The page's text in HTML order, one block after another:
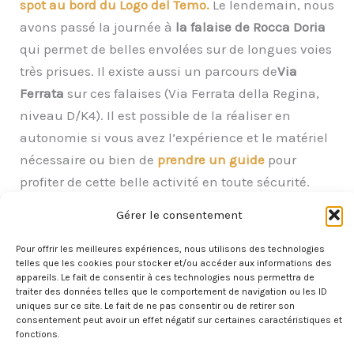
Gérer le consentement
Pour offrir les meilleures expériences, nous utilisons des technologies
telles que les cookies pour stocker et/ou accéder aux informations des
appareils. Le fait de consentir à ces technologies nous permettra de
traiter des données telles que le comportement de navigation ou les ID
uniques sur ce site. Le fait de ne pas consentir ou de retirer son
consentement peut avoir un effet négatif sur certaines caractéristiques et
fonctions.
spot au bord du Logo del Temo. Le lendemain, nous
avons passé la journée à la falaise de Rocca Doria
qui permet de belles envolées sur de longues voies
très prisues. Il existe aussi un parcours deVia
Ferrata sur ces falaises (Via Ferrata della Regina,
niveau D/K4). Il est possible de la réaliser en
autonomie si vous avez l’expérience et le matériel
nécessaire ou bien de prendre un guide pour
profiter de cette belle activité en toute sécurité.
Le lendemain, nous continuons notre route vers le
sud avec un arrêt au jolivillage coloré de Bosa. Les
petites ruelles de la vieille ville nous ont séduits, il
règne ici